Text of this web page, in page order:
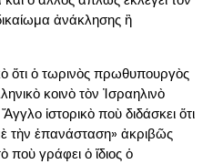
ἀνάκλησης ἢ
ὅτι ὁ τωρινὸς πρωθυπουργὸς
κοινὸ τὸν Ἰσραηλινὸ
ἱστορικὸ ποὺ διδάσκει ὅτι
τὴν ἐπανάσταση» ἀκριβῶς
ποὺ γράφει ὁ ἴδιος ὁ